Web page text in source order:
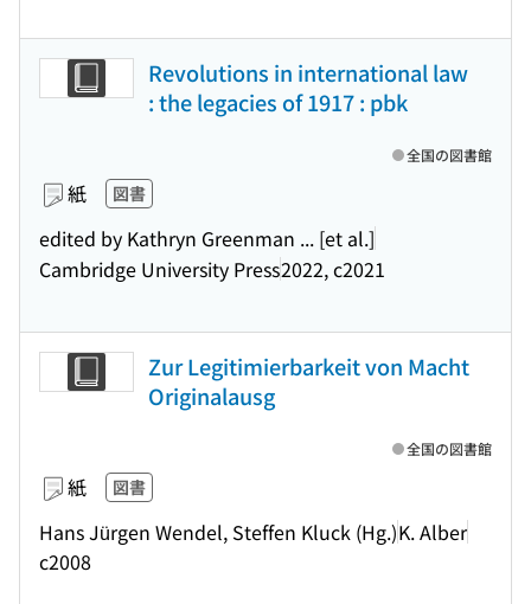
Revolutions in international law
: the legacies of 1917 : pbk
紙 図書
edited by Kathryn Greenman ... [et al.]
Cambridge University Press2022, c2021
全国の図書館
Zur Legitimierbarkeit von Macht
Originalausg
紙 図書
Hans Jürgen Wendel, Steffen Kluck (Hg.)K. Alber
c2008
全国の図書館